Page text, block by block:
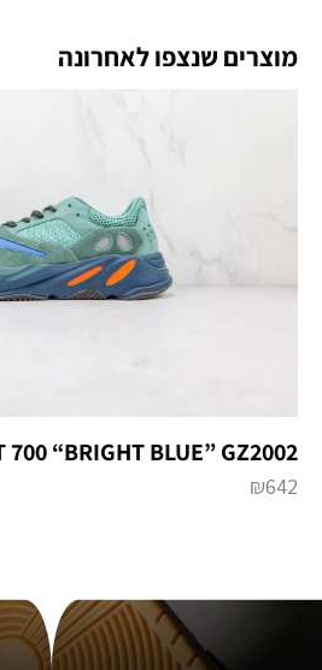
מוצרים שנצפו לאחרונה
700 “BRIGHT BLUE” GZ2002
₪642